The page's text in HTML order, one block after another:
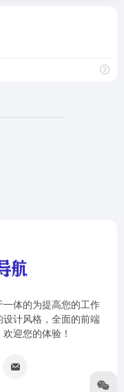
体的为提高您的工作
计风格，全面的前端
迎您的体验！